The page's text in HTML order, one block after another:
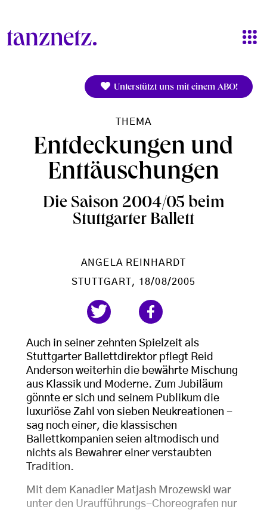
Unterstützt uns mit einem ABO!
THEMA
Entdeckungen und
Enttäuschungen
Die Saison 2004/05 beim
Stuttgarter Ballett
ANGELA REINHARDT
STUTTGART
, 18/08/2005
Auch in seiner zehnten Spielzeit als
Stuttgarter Ballettdirektor pflegt Reid
Anderson weiterhin die bewährte Mischung
aus Klassik und Moderne. Zum Jubiläum
gönnte er sich und seinem Publikum die
luxuriöse Zahl von sieben Neukreationen -
sag noch einer, die klassischen
Ballettkompanien seien altmodisch und
nichts als Bewahrer einer verstaubten
Tradition.
Mit dem Kanadier Matjash Mrozewski war
unter den Uraufführungs-Choreografen nur